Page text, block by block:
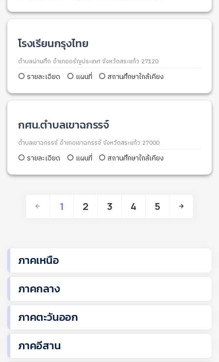
โรงเรียนกรุงไทย
ตำบลผ่านศึก อำเภออรัญประเทศ จังหวัดสระแก้ว 27120
รายละเอียด แผนที่ สถานศึกษาใกล้เคียง
กศน.ตำบลเขาฉกรรจ์
ตำบลเขาฉกรรจ์ อำเภอเขาฉกรรจ์ จังหวัดสระแก้ว 27000
รายละเอียด แผนที่ สถานศึกษาใกล้เคียง
1 2 3 4 5
ภาคเหนือ
ภาคกลาง
ภาคตะวันออก
ภาคอีสาน